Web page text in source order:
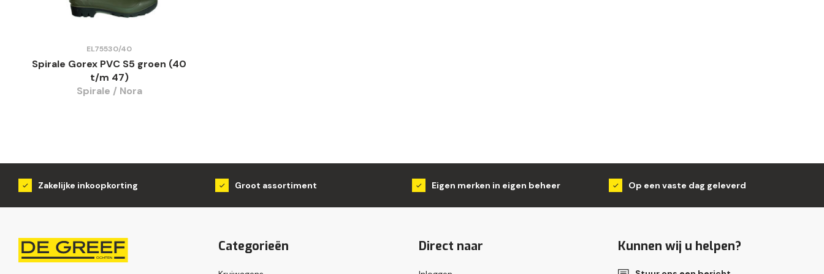
EL75530/40
Spirale Gorex PVC S5 groen (40
t/m 47)
Spirale / Nora
Zakelijke inkoopkorting Groot assortiment Eigen merken in eigen beheer Op een vaste dag geleverd
Categorieën Direct naar Kunnen wij u helpen?